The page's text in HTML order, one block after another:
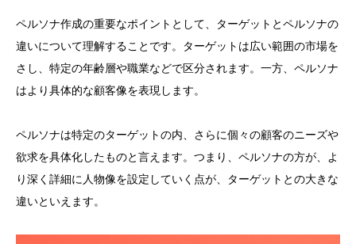
ペルソナ作成の重要なポイントとして、ターゲットとペルソナの
違いについて理解することです。ターゲットは広い範囲の市場を
さし、特定の年齢層や職業などで区分されます。一方、ペルソナ
はより具体的な顧客像を表現します。
ペルソナは特定のターゲットの内、さらに個々の顧客のニーズや
欲求を具体化したものと言えます。つまり、ペルソナの方が、よ
り深く詳細に人物像を設定していく点が、ターゲットとの大きな
違いといえます。